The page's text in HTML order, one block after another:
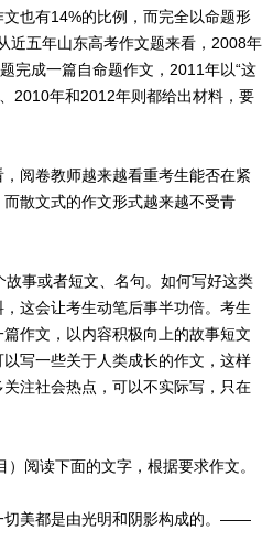
也有14%的比例，而完全以命题形
近五年山东高考作文题来看，2008年
完成一篇自命题作文，2011年以“这
2010年和2012年则都给出材料，要
阅卷教师越来越看重考生能否在紧
散文式的作文形式越来越不受青
事或者短文、名句。如何写好这类
这会让考生动笔后事半功倍。考生
作文，以内容积极向上的故事短文
写一些关于人类成长的作文，这样
注社会热点，可以不实际写，只在
阅读下面的文字，根据要求作文。
切美都是由光明和阴影构成的。——